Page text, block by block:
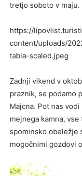
tretjo soboto v maju.
https://
content/uploads/
tabla-scaled.jpeg
Zadnji vikend v
praznik, se podamo
Majcna. Pot nas
mejnega kamna,
spominsko obeležje
mogočnimi gozdovi